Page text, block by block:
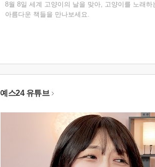
8월 8일 세계 고양이의 날을 맞아, 고양이를 노래하
아름다운 책들을 만나보세요.
예스24 유튜브